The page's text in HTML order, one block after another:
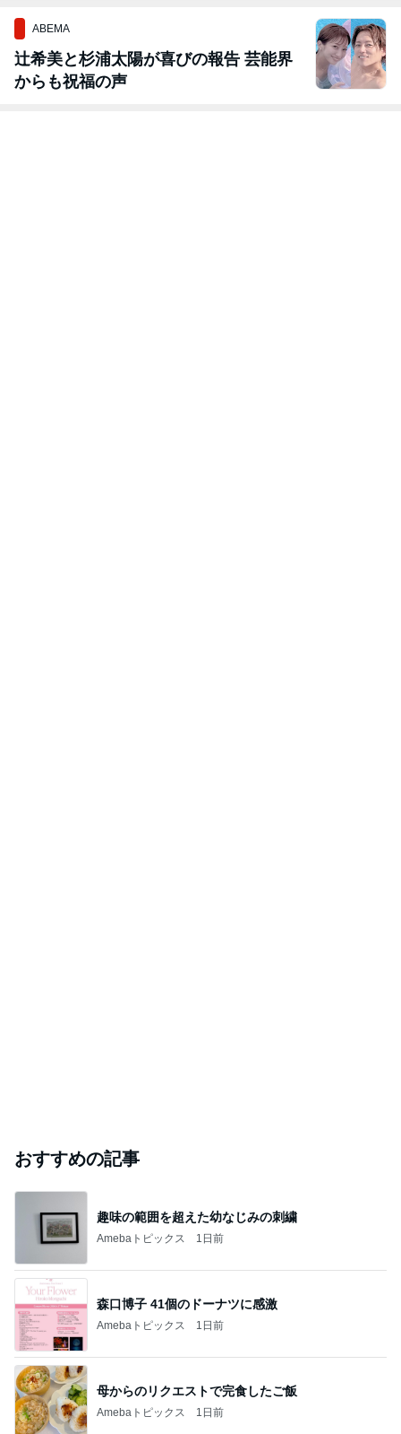
ABEMA
辻希美と杉浦太陽が喜びの報告 芸能界
からも祝福の声
おすすめの記事
趣味の範囲を超えた幼なじみの刺繍
Amebaトピックス 1日前
森口博子 41個のドーナツに感激
Amebaトピックス 1日前
母からのリクエストで完食したご飯
Amebaトピックス 1日前